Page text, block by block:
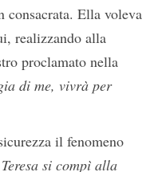
consacrata. Ella voleva
realizzando alla
proclamato nella
di me, vivrà per
il fenomeno
si compì alla